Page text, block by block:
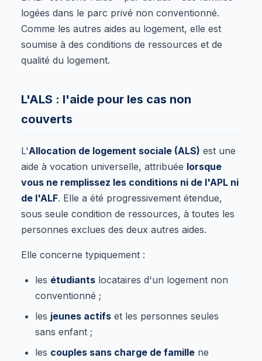
logées dans le parc privé non conventionné.
Comme les autres aides au logement, elle est
soumise à des conditions de ressources et de
qualité du logement.
L'ALS : l'aide pour les cas non
couverts
L'Allocation de logement sociale (ALS) est une
aide à vocation universelle, attribuée lorsque
vous ne remplissez les conditions ni de l'APL ni
de l'ALF. Elle a été progressivement étendue,
sous seule condition de ressources, à toutes les
personnes exclues des deux autres aides.
Elle concerne typiquement :
les étudiants locataires d'un logement non
conventionné ;
les jeunes actifs et les personnes seules
sans enfant ;
les couples sans charge de famille ne